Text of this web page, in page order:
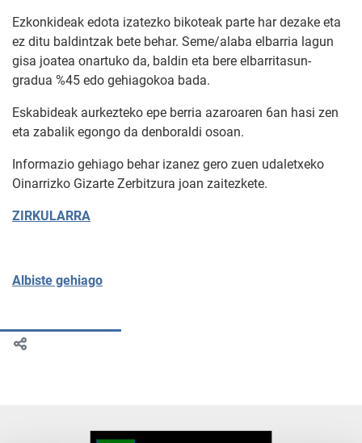
Ezkonkideak edota izatezko bikoteak parte har dezake eta
ez ditu baldintzak bete behar. Seme/alaba elbarria lagun
gisa joatea onartuko da, baldin eta bere elbarritasun-
gradua %45 edo gehiagokoa bada.
Eskabideak aurkezteko epe berria azaroaren 6an hasi zen
eta zabalik egongo da denboraldi osoan.
Informazio gehiago behar izanez gero zuen udaletxeko
Oinarrizko Gizarte Zerbitzura joan zaitezkete.
ZIRKULARRA
Albiste gehiago